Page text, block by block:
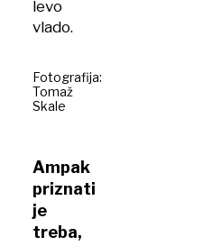
levo
vlado.
Fotografija:
Tomaž
Skale
Ampak
priznati
je
treba,